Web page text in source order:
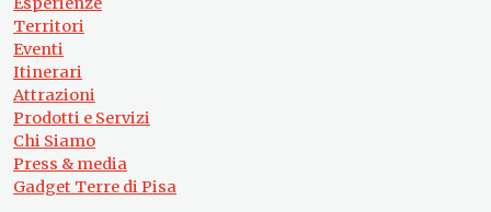
Territori
Eventi
Itinerari
Attrazioni
Prodotti e Servizi
Chi Siamo
Press & media
Gadget Terre di Pisa